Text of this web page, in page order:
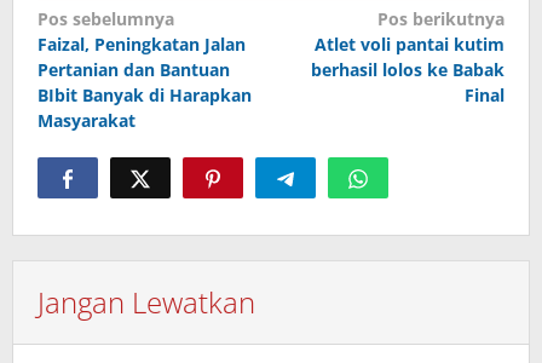
Navigasi
pos
Pos sebelumnya
Faizal, Peningkatan Jalan
Pertanian dan Bantuan
BIbit Banyak di Harapkan
Masyarakat
Pos berikutnya
Atlet voli pantai kutim
berhasil lolos ke Babak
Final
Jangan Lewatkan